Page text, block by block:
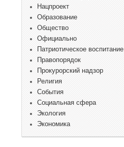
Нацпроект
Образование
Общество
Официально
Патриотическое воспитание
Правопорядок
Прокурорский надзор
Религия
События
Социальная сфера
Экология
Экономика